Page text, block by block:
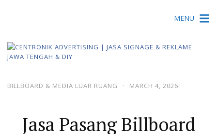
MENU
BILLBOARD & MEDIA LUAR RUANG · MARCH 4, 2026
Jasa Pasang Billboard